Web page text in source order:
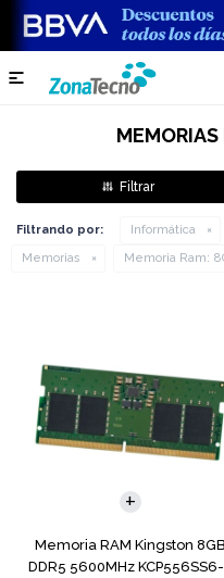

Filtrando por: Informática
Memorias
Memoria Ram:
Memoria RAM Kingston 8GB
DDR5 5600MHz